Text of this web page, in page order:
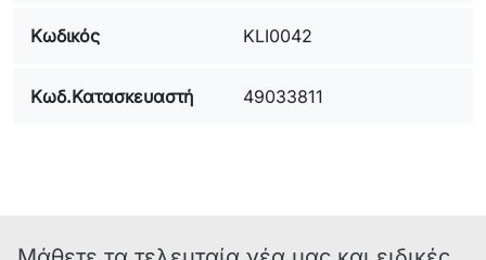
Κωδικός KLI0042
Κωδ.Κατασκευαστή 49033811